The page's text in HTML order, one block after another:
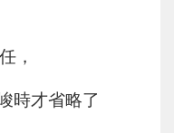
，
時才省略了